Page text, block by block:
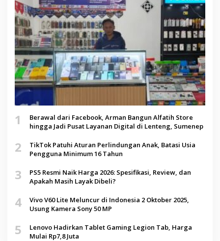
1
Berawal dari Facebook, Arman Bangun Alfatih Store
hingga Jadi Pusat Layanan Digital di Lenteng, Sumenep
2
TikTok Patuhi Aturan Perlindungan Anak, Batasi Usia
Pengguna Minimum 16 Tahun
3
PS5 Resmi Naik Harga 2026: Spesifikasi, Review, dan
Apakah Masih Layak Dibeli?
4
Vivo V60 Lite Meluncur di Indonesia 2 Oktober 2025,
Usung Kamera Sony 50 MP
5
Lenovo Hadirkan Tablet Gaming Legion Tab, Harga
Mulai Rp7,8 Juta